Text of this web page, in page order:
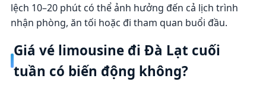
lệch 10–20 phút có thể ảnh hưởng đến cả lịch trình
nhận phòng, ăn tối hoặc đi tham quan buổi đầu.
Giá vé limousine đi Đà Lạt cuối
tuần có biến động không?